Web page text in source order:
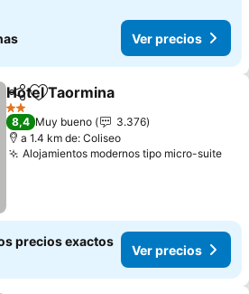
Ver precios
CompartirAgregar a favoritos
Hotel Taormina
2 Estrellas
8,4 Muy bueno
3.376
a 1.4 km de: Coliseo
Alojamientos modernos tipo micro-suite
precios exactos
Ver precios